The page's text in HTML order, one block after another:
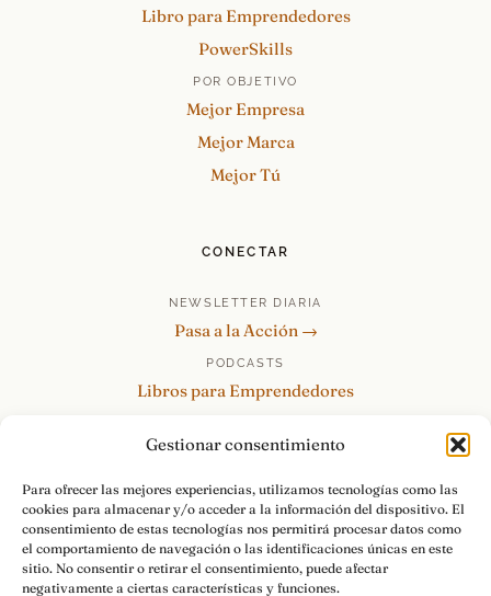
Gestionar consentimiento
Para ofrecer las mejores experiencias, utilizamos tecnologías como las
cookies para almacenar y/o acceder a la información del dispositivo. El
consentimiento de estas tecnologías nos permitirá procesar datos como
el comportamiento de navegación o las identificaciones únicas en este
sitio. No consentir o retirar el consentimiento, puede afectar
negativamente a ciertas características y funciones.
Libro para Emprendedores
PowerSkills
POR OBJETIVO
Mejor Empresa
Mejor Marca
Mejor Tú
CONECTAR
NEWSLETTER DIARIA
Pasa a la Acción →
PODCASTS
Libros para Emprendedores
re:Invéntate / PowerSkills
MENTOR360
HABLAMOS
Contacto y consultas →